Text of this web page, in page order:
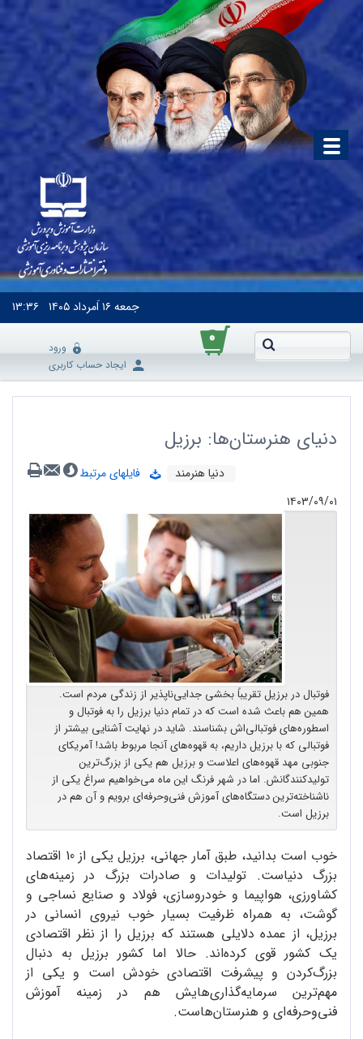
جمعه۱۶ اَمرداد ۱۴۰۵ ۱۳:۳۶
۰
ورود
ایجاد حساب کاربری
دنیای هنرستان‌ها: برزیل
دنیا هنرمند
فایلهای مرتبط
۱۴۰۳/۰۹/۰۱
فوتبال در برزیل تقریباً بخشی جدایی‌ناپذیر از زندگی مردم است.
همین هم باعث شده است که در تمام دنیا برزیل را به فوتبال و
اسطوره‌های فوتبالی‌اش بشناسند. شاید در نهایت آشنایی بیشتر از
فوتبالی که با برزیل داریم، به قهوه‌های آنجا مربوط باشد! آمریکای
جنوبی مهد قهوه‌های اعلاست و برزیل هم یکی از بزرگ‌ترین
تولیدکنندگانش. اما در شهر فرنگ این ماه می‌خواهیم سراغ یکی از
ناشناخته‌ترین دستگاه‌های آموزش فنی‌وحرفه‌ای برویم و آن هم در
برزیل است.
خوب است بدانید، طبق آمار جهانی، برزیل یکی از 10 اقتصاد
بزرگ دنیاست. تولیدات و صادرات بزرگ در زمینه‌های
کشاورزی، هواپیما و خودروسازی، فولاد و صنایع نساجی و
گوشت، به همراه ظرفیت بسیار خوب نیروی انسانی در
برزیل، از عمده دلایلی هستند که برزیل را از نظر اقتصادی
یک کشور قوی کرده‌اند. حالا اما کشور برزیل به دنبال
بزرگ‌کردن و پیشرفت اقتصادی خودش است و یکی از
مهم‌ترین سرمایه‌گذاری‌هایش هم در زمینه آموزش
فنی‌وحرفه‌ای و هنرستان‌هاست.